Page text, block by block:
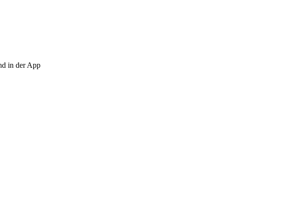
in der App